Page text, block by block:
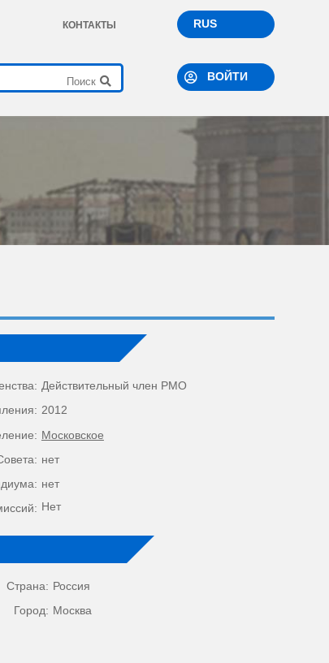
КОНТАКТЫ RUS
ВОЙТИ
Действительный член РМО
2012
Московское
нет
нет
Нет
Страна: Россия
Город: Москва